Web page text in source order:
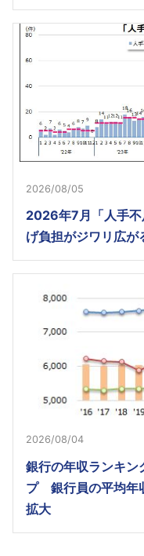
2026/08/05
2026年7月「人手
げ負担がジワリ広
2026/08/04
銀行の年収ランキン
プ 銀行員の平均年
拡大